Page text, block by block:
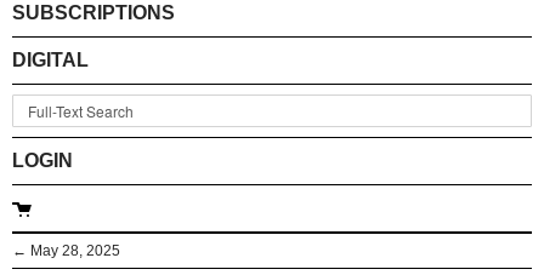
SUBSCRIPTIONS
DIGITAL
LOGIN
← May 28, 2025